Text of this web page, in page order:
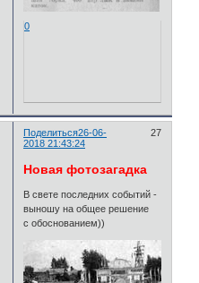
0
Поделиться 27
26-06-
2018 21:43:24
Новая фотозагадка
В свете последних событий -
выношу на общее решение
с обоснованием))